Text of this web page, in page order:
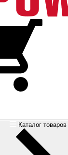
Каталог товаров